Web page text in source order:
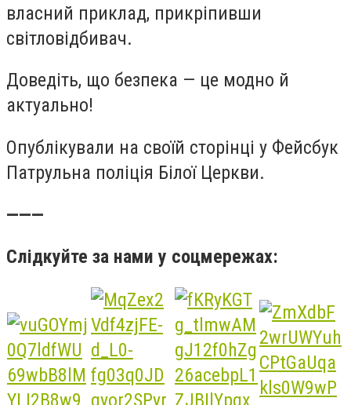
власний приклад, прикріпивши
світловідбивач.
Доведіть, що безпека — це модно й
актуально!
Опублікували на своїй сторінці у Фейсбук
Патрульна поліція Білої Церкви.
———
Слідкуйте за нами у соцмережах: